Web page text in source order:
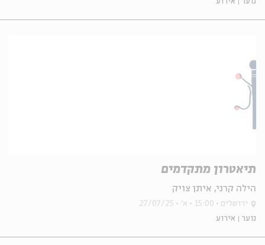
תיאטרון מתקדמים
הילה קרני, איתן צויק
נוער אירוע
ירושלים 15:00 א' 27/07/25